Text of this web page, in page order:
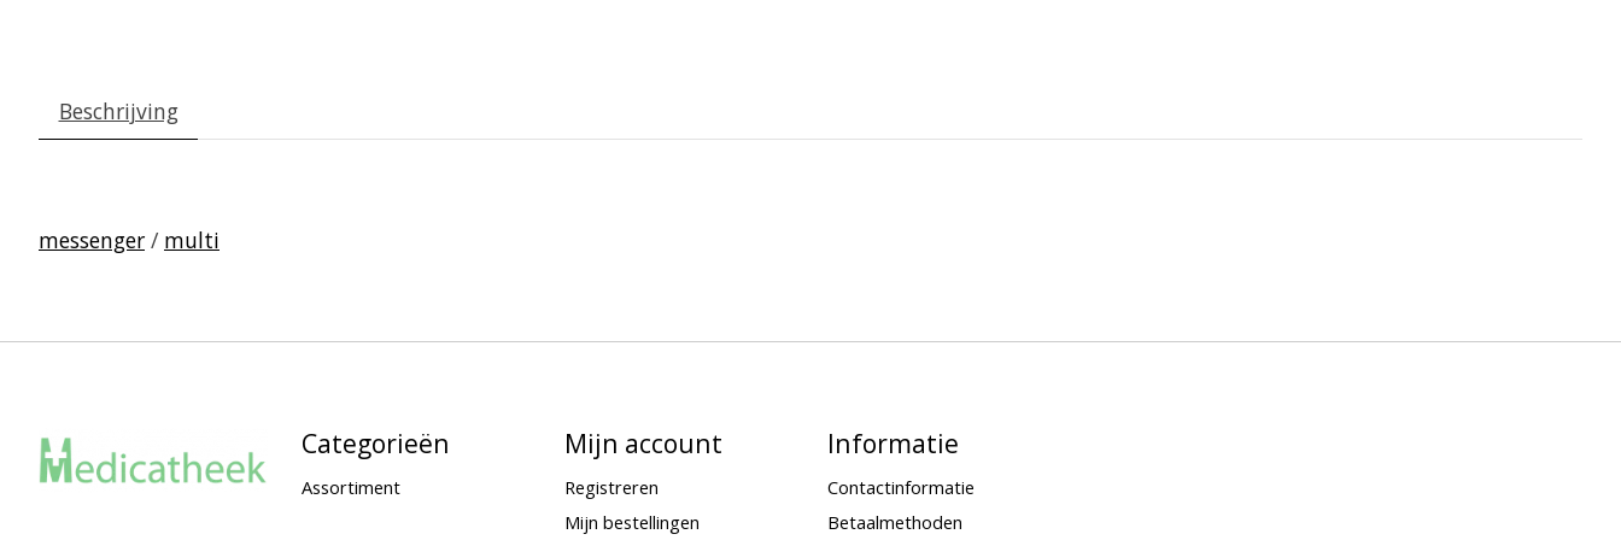
Beschrijving
messenger / multi
Categorieën
Assortiment
Mijn account
Registreren
Mijn bestellingen
Informatie
Contactinformatie
Betaalmethoden